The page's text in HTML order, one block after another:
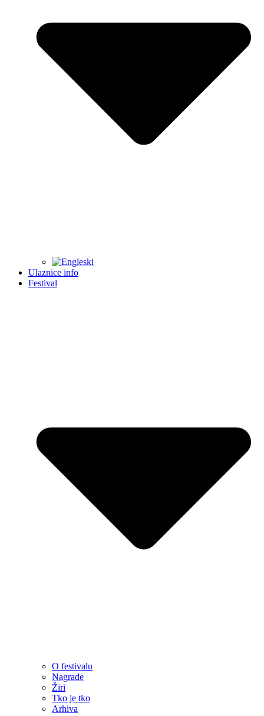
Ulaznice info
Festival
O festivalu
Nagrade
Žiri
Tko je tko
Arhiva